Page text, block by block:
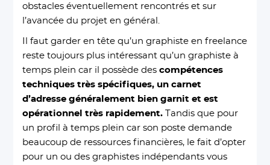
obstacles éventuellement rencontrés et sur
l’avancée du projet en général.
Il faut garder en tête qu’un graphiste en freelance
reste toujours plus intéressant qu’un graphiste à
temps plein car il possède descompétences
techniques très spécifiques, un carnet
d’adresse généralement bien garnit et est
opérationnel très rapidement. Tandis que pour
un profil à temps plein car son poste demande
beaucoup de ressources financières, le fait d’opter
pour un ou des graphistes indépendants vous